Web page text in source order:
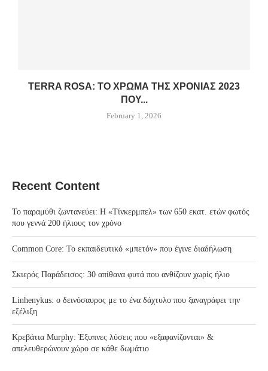
TERRA ROSA: ΤΟ ΧΡΏΜΑ ΤΗΣ ΧΡΟΝΙΆΣ 2023
ΠΟΥ...
February 1, 2026
Recent Content
Το παραμύθι ζωντανεύει: Η «Τίνκερμπελ» των 650 εκατ. ετών φωτός
που γεννά 200 ήλιους τον χρόνο
Common Core: Το εκπαιδευτικό «μπετόν» που έγινε διαδήλωση
Σκιερός Παράδεισος: 30 απίθανα φυτά που ανθίζουν χωρίς ήλιο
Linhenykus: ο δεινόσαυρος με το ένα δάχτυλο που ξαναγράφει την
εξέλιξη
Κρεβάτια Murphy: Έξυπνες λύσεις που «εξαφανίζονται» &
απελευθερώνουν χώρο σε κάθε δωμάτιο